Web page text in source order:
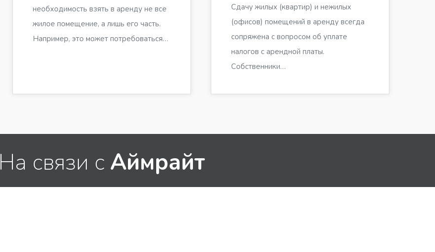
необходимость взять в аренду не все
жилое помещение, а лишь его часть.
Например, это может потребоваться…
Сдачу жилых (квартир) и нежилых
(офисов) помещений в аренду всегда
сопряжена с вопросом об уплате
налогов с арендной платы.
Собственники…
На связи с Аймрайт